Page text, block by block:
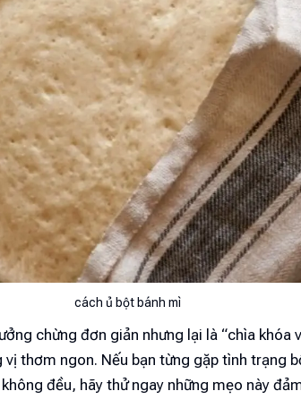
cách ủ bột bánh mì
chừng đơn giản nhưng lại là “chìa khóa
vị thơm ngon. Nếu bạn từng gặp tình trạng
đều, hãy thử ngay những mẹo này